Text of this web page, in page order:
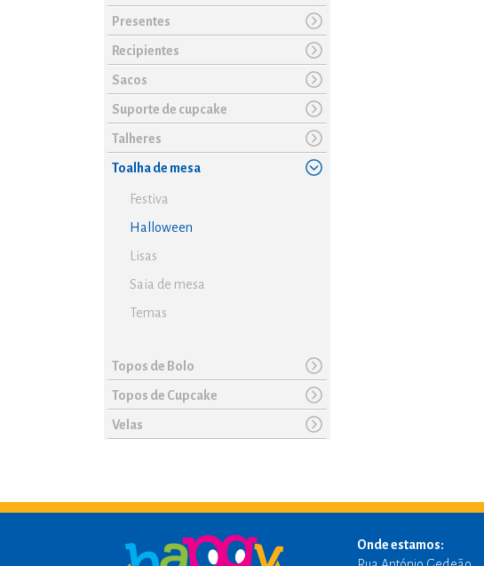
Presentes
Recipientes
Sacos
Suporte de cupcake
Talheres
Toalha de mesa
Festiva
Halloween
Lisas
Saia de mesa
Temas
Topos de Bolo
Topos de Cupcake
Velas
Onde estamos: